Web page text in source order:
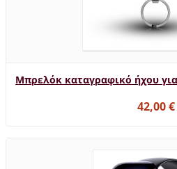
Μπρελόκ καταγραφικό ήχου
42,00 €